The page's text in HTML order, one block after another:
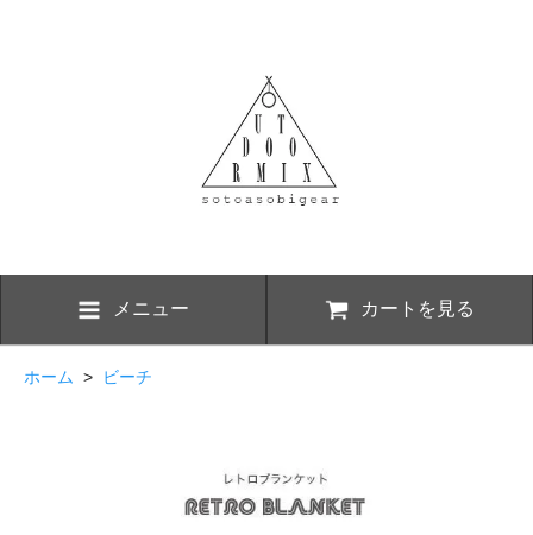
メニュー カートを見る
ホーム > ビーチ